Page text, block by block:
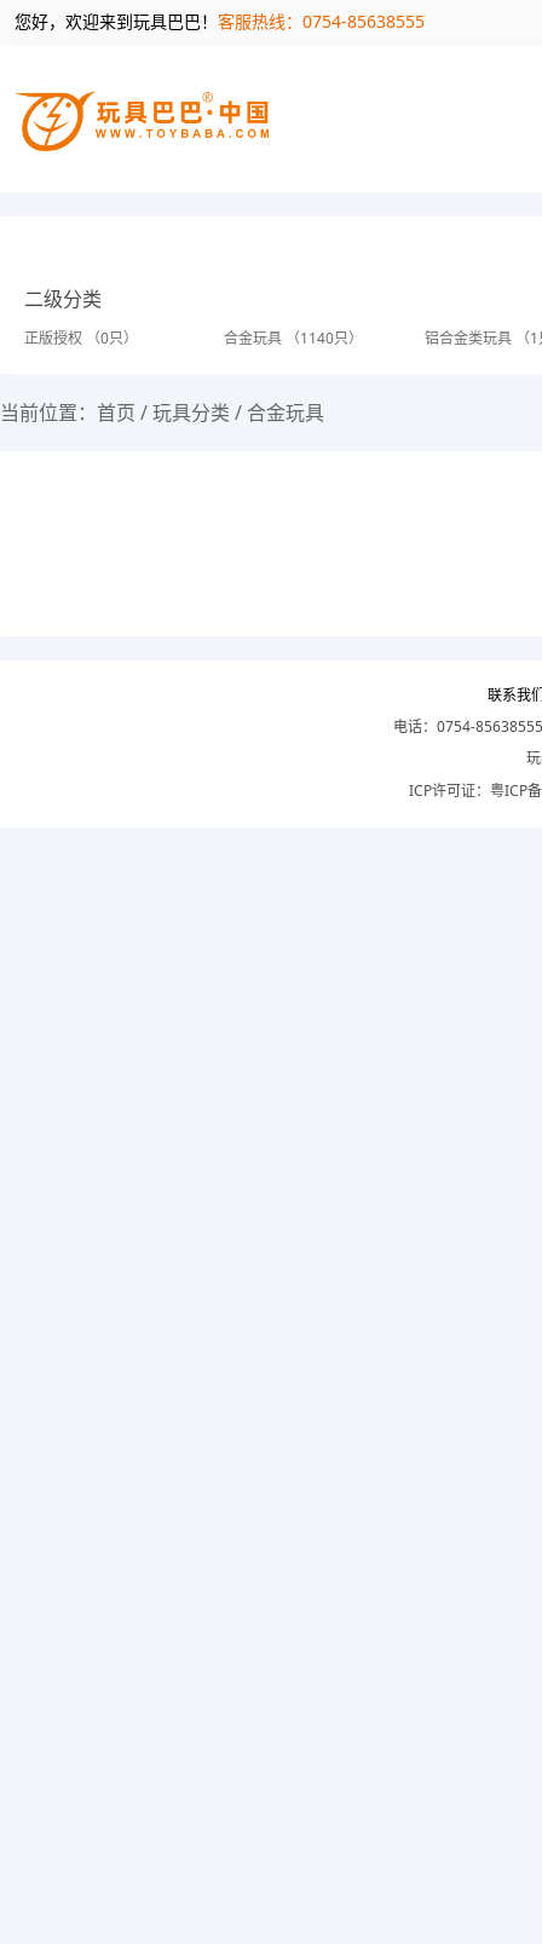
您好，欢迎来到玩具巴巴！ 客服热线：0754-85638555
二级分类
正版授权 （0只） 合金玩具 （1140只） 铝合金类玩具 （1
当前位置： 首页 /玩具分类 / 合金玩具
联系我
电话：0754-
ICP许可证： 粤ICP